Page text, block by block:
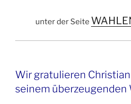
unter der Seite
Wir gratulieren
seinem überzeugenden